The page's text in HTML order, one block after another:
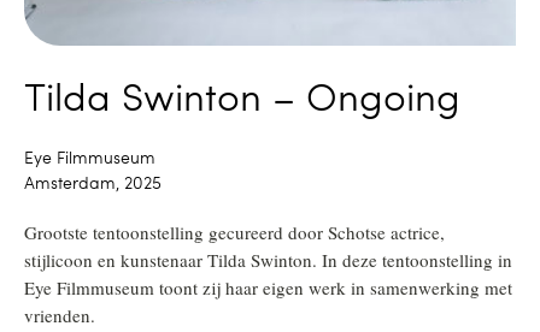
Tilda Swinton – Ongoing
Eye Filmmuseum
Amsterdam, 2025
Grootste tentoonstelling gecureerd door Schotse actrice,
stijlicoon en kunstenaar Tilda Swinton. In deze tentoonstelling in
Eye Filmmuseum toont zij haar eigen werk in samenwerking met
vrienden.